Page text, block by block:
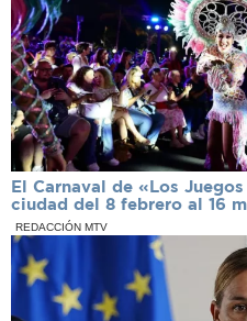
El Carnaval de «Los
ciudad del 8 febrero al 16
REDACCIÓN MTV